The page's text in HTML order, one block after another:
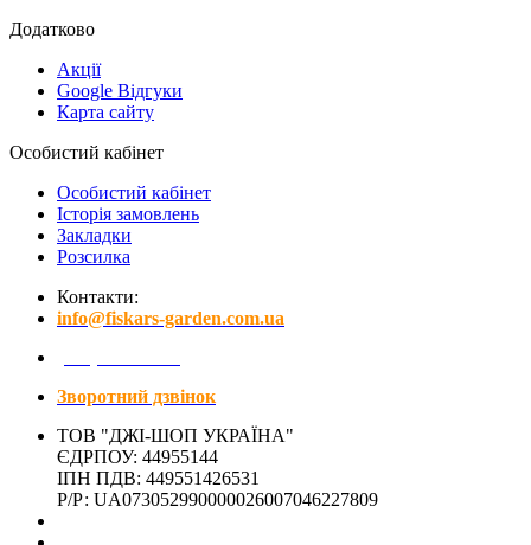
Додатково
Акції
Google Відгуки
Карта сайту
Особистий кабінет
Особистий кабінет
Історія замовлень
Закладки
Розсилка
Контакти:
info@fiskars-garden.com.ua
Зворотний дзвінок
ТОВ "ДЖІ-ШОП УКРАЇНА"
ЄДРПОУ: 44955144
ІПН ПДВ: 449551426531
Р/Р: UA073052990000026007046227809